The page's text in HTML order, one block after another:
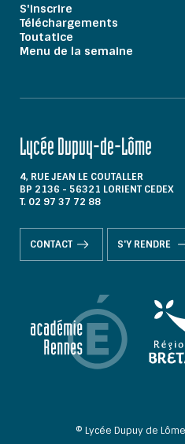
S'inscrire
Téléchargements
Toutatice
Menu de la semaine
Lycée Dupuy-de-Lôme
4, RUE JEAN LE COUTALLER
BP 2136 - 56321 LORIENT CEDEX
T. 02 97 37 72 88
CONTACT S'Y RENDRE
© Lycée Dupuy de